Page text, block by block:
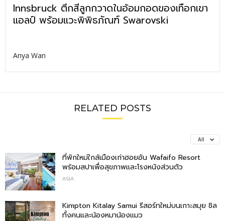
Innsbruck ตึกสีลูกกวาดในอ้อมกอดของเทือกเขา
แอลป์ พร้อมแวะพิพิธภัณฑ์ Swarovski
Anya Wan
RELATED POSTS
All
ที่พักใหม่ใกล้เมืองเก่าฮอยอัน Wafaifo Resort
พร้อมสปาเพื่อสุขภาพและโรงหนังส่วนตัว
ASIA
Kimpton Kitalay Samui รีสอร์ทใหม่บนเกาะสมุย ชิล
ทั้งคนและน้องหมาน้องแมว